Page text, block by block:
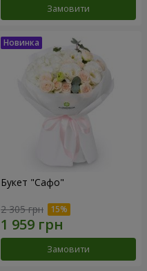
Замовити
Букет "Сафо"
2 305 грн
Замовити